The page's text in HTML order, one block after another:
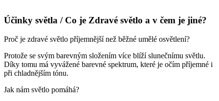
Účinky světla / Co je Zdravé světlo a v čem je jiné?
Proč je zdravé světlo příjemnější než běžné umělé osvětlení?
Protože se svým barevným složením více blíží slunečnímu světlu.
Díky tomu má vyvážené barevné spektrum, které je očím příjemné i
při chladnějším tónu.
Jak nám světlo pomáhá?